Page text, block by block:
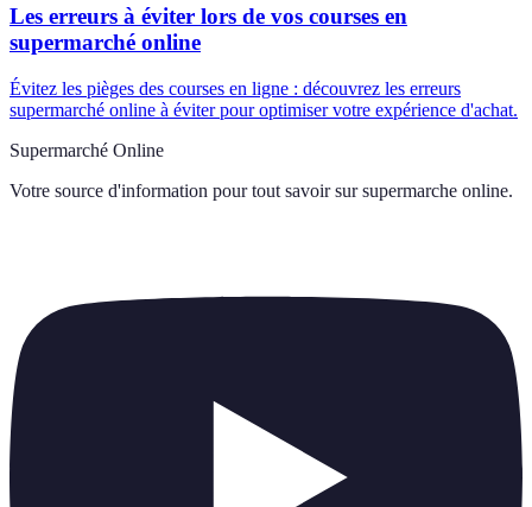
Les erreurs à éviter lors de vos courses en
supermarché online
Évitez les pièges des courses en ligne : découvrez les erreurs
supermarché online à éviter pour optimiser votre expérience d'achat.
Supermarché Online
Votre source d'information pour tout savoir sur supermarche online.